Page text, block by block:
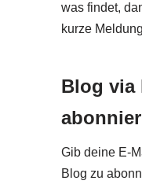
was findet,
kurze
Blog via
Gib deine E-
Blog zu